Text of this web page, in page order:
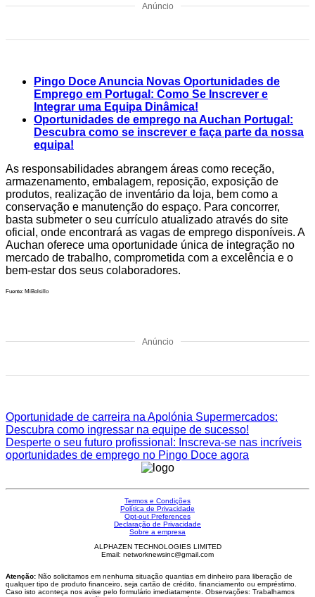
Anúncio
Pingo Doce Anuncia Novas Oportunidades de
Emprego em Portugal: Como Se Inscrever e
Integrar uma Equipa Dinâmica!
Oportunidades de emprego na Auchan Portugal:
Descubra como se inscrever e faça parte da nossa
equipa!
As responsabilidades abrangem áreas como receção,
armazenamento, embalagem, reposição, exposição de
produtos, realização de inventário da loja, bem como a
conservação e manutenção do espaço. Para concorrer,
basta submeter o seu currículo atualizado através do site
oficial, onde encontrará as vagas de emprego disponíveis. A
Auchan oferece uma oportunidade única de integração no
mercado de trabalho, comprometida com a excelência e o
bem-estar dos seus colaboradores.
Fuente: MiBolsillo
Anúncio
Oportunidade de carreira na Apolónia Supermercados:
Descubra como ingressar na equipe de sucesso!
Desperte o seu futuro profissional: Inscreva-se nas incríveis
oportunidades de emprego no Pingo Doce agora
Termos e Condições
Política de Privacidade
Opt-out Preferences
Declaração de Privacidade
Sobre a empresa
ALPHAZEN TECHNOLOGIES LIMITED
Email: networknewsinc@gmail.com
Atenção: Não solicitamos em nenhuma situação quantias em dinheiro para liberação de
qualquer tipo de produto financeiro, seja cartão de crédito, financiamento ou empréstimo.
Caso isto aconteça nos avise pelo formulário imediatamente. Observações: Trabalhamos